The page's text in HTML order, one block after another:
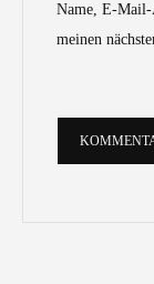
Name, E-Mail-
meinen